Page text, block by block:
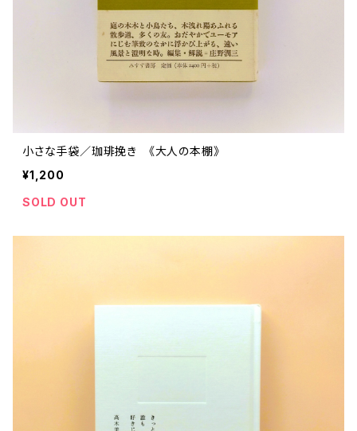
小さな手袋／珈琲挽き 《大人の本棚》
¥1,200
SOLD OUT